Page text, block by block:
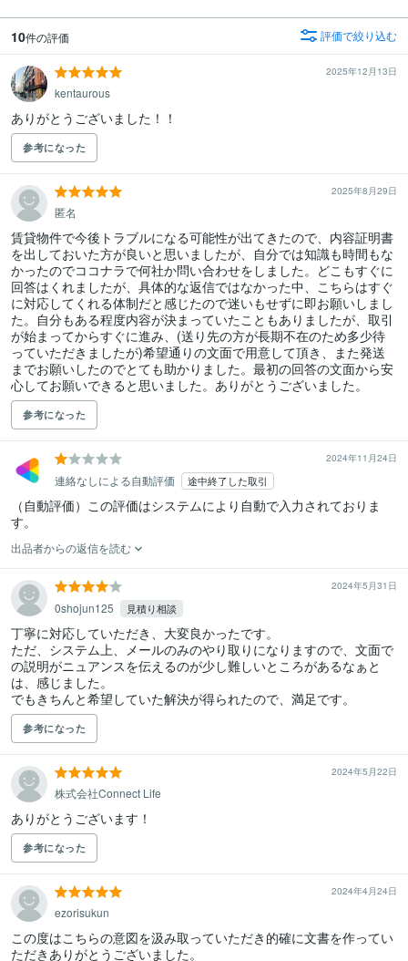
10件の評価 評価で絞り込む
2025年12月13日
kentaurous
ありがとうございました！！
参考になった
2025年8月29日
匿名
賃貸物件で今後トラブルになる可能性が出てきたので、内容証明書
を出しておいた方が良いと思いましたが、自分では知識も時間もな
かったのでココナラで何社か問い合わせをしました。どこもすぐに
回答はくれましたが、具体的な返信ではなかった中、こちらはすぐ
に対応してくれる体制だと感じたので迷いもせずに即お願いしまし
た。自分もある程度内容が決まっていたこともありましたが、取引
が始まってからすぐに進み、(送り先の方が長期不在のため多少待
っていただきましたが)希望通りの文面で用意して頂き、また発送
までお願いしたのでとても助かりました。最初の回答の文面から安
心してお願いできると思いました。ありがとうございました。
参考になった
2024年11月24日
連絡なしによる自動評価 途中終了した取引
（自動評価）この評価はシステムにより自動で入力されておりま
す。
出品者からの返信を読む
2024年5月31日
0shojun125 見積り相談
丁寧に対応していただき、大変良かったです。
ただ、システム上、メールのみのやり取りになりますので、文面で
の説明がニュアンスを伝えるのが少し難しいところがあるなぁと
は、感じました。
でもきちんと希望していた解決が得られたので、満足です。
参考になった
2024年5月22日
株式会社Connect Life
ありがとうございます！
参考になった
2024年4月24日
ezorisukun
この度はこちらの意図を汲み取っていただき的確に文書を作ってい
ただきありがとうございました。